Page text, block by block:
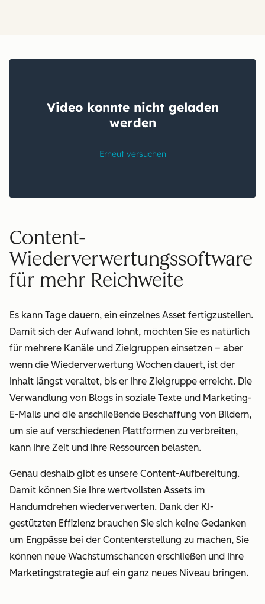
Content-
Wiederverwertungssoftware
für mehr Reichweite
Es kann Tage dauern, ein einzelnes Asset fertigzustellen.
Damit sich der Aufwand lohnt, möchten Sie es natürlich
für mehrere Kanäle und Zielgruppen einsetzen – aber
wenn die Wiederverwertung Wochen dauert, ist der
Inhalt längst veraltet, bis er Ihre Zielgruppe erreicht. Die
Verwandlung von Blogs in soziale Texte und Marketing-
E-Mails und die anschließende Beschaffung von Bildern,
um sie auf verschiedenen Plattformen zu verbreiten,
kann Ihre Zeit und Ihre Ressourcen belasten.
Genau deshalb gibt es unsere Content-Aufbereitung.
Damit können Sie Ihre wertvollsten Assets im
Handumdrehen wiederverwerten. Dank der KI-
gestützten Effizienz brauchen Sie sich keine Gedanken
um Engpässe bei der Contenterstellung zu machen, Sie
können neue Wachstumschancen erschließen und Ihre
Marketingstrategie auf ein ganz neues Niveau bringen.